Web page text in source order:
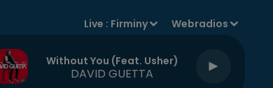
Live : Firminy Webradios
Without You (feat. Usher)
DAVID GUETTA